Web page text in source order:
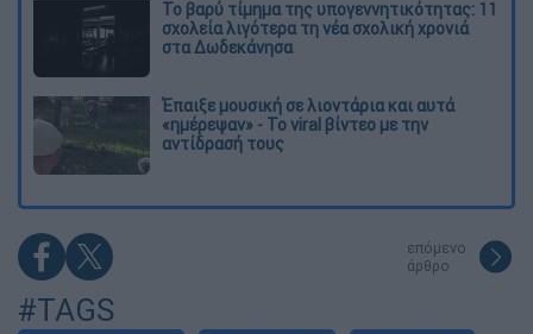
Το βαρύ τίμημα της υπογεννητικότητας: 11
σχολεία λιγότερα τη νέα σχολική χρονιά
στα Δωδεκάνησα
Έπαιξε μουσική σε λιοντάρια και αυτά
«ημέρεψαν» - Το viral βίντεο με την
αντίδρασή τους
επόμενο
άρθρο
#TAGS